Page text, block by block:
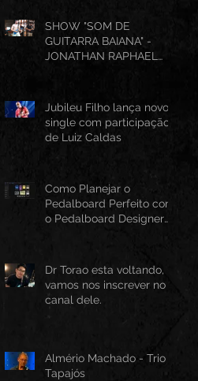
SHOW "SOM DE
GUITARRA BAIANA" -
JONATHAN RAPHAEL
Jubileu Filho lança novo
single com participação
de Luiz Caldas
Como Planejar o
Pedalboard Perfeito com
o Pedalboard Designer
Dr Torao esta voltando,
vamos nos inscrever no
canal dele.
Almério Machado - Trio
Tapajós